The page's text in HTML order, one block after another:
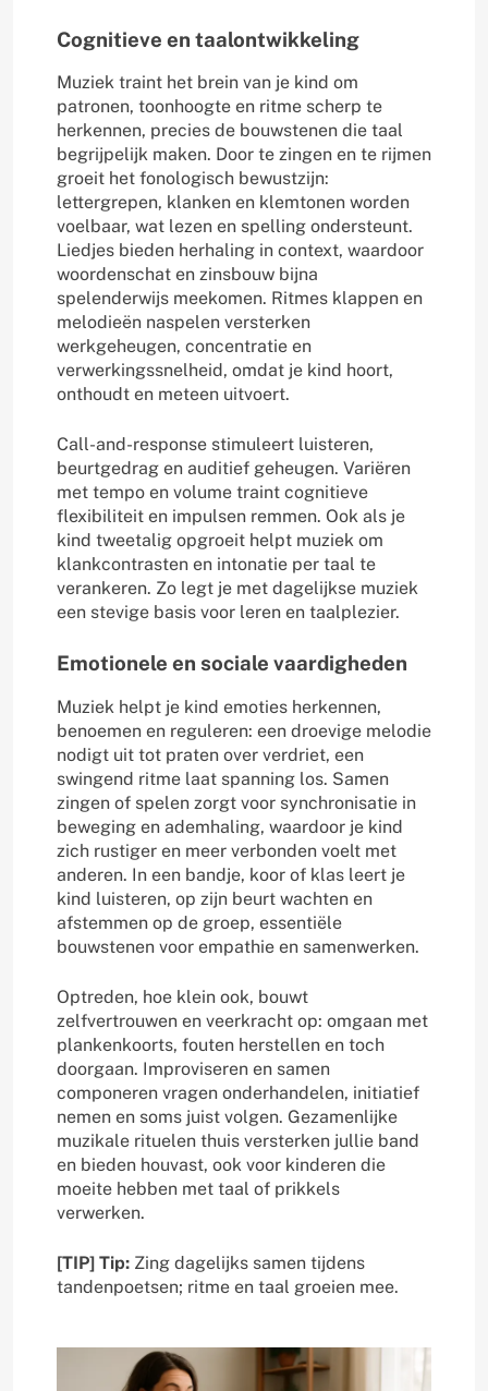
Cognitieve en taalontwikkeling
Muziek traint het brein van je kind om
patronen, toonhoogte en ritme scherp te
herkennen, precies de bouwstenen die taal
begrijpelijk maken. Door te zingen en te rijmen
groeit het fonologisch bewustzijn:
lettergrepen, klanken en klemtonen worden
voelbaar, wat lezen en spelling ondersteunt.
Liedjes bieden herhaling in context, waardoor
woordenschat en zinsbouw bijna
spelenderwijs meekomen. Ritmes klappen en
melodieën naspelen versterken
werkgeheugen, concentratie en
verwerkingssnelheid, omdat je kind hoort,
onthoudt en meteen uitvoert.
Call-and-response stimuleert luisteren,
beurtgedrag en auditief geheugen. Variëren
met tempo en volume traint cognitieve
flexibiliteit en impulsen remmen. Ook als je
kind tweetalig opgroeit helpt muziek om
klankcontrasten en intonatie per taal te
verankeren. Zo legt je met dagelijkse muziek
een stevige basis voor leren en taalplezier.
Emotionele en sociale vaardigheden
Muziek helpt je kind emoties herkennen,
benoemen en reguleren: een droevige melodie
nodigt uit tot praten over verdriet, een
swingend ritme laat spanning los. Samen
zingen of spelen zorgt voor synchronisatie in
beweging en ademhaling, waardoor je kind
zich rustiger en meer verbonden voelt met
anderen. In een bandje, koor of klas leert je
kind luisteren, op zijn beurt wachten en
afstemmen op de groep, essentiële
bouwstenen voor empathie en samenwerken.
Optreden, hoe klein ook, bouwt
zelfvertrouwen en veerkracht op: omgaan met
plankenkoorts, fouten herstellen en toch
doorgaan. Improviseren en samen
componeren vragen onderhandelen, initiatief
nemen en soms juist volgen. Gezamenlijke
muzikale rituelen thuis versterken jullie band
en bieden houvast, ook voor kinderen die
moeite hebben met taal of prikkels
verwerken.
[TIP] Tip: Zing dagelijks samen tijdens
tandenpoetsen; ritme en taal groeien mee.